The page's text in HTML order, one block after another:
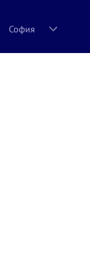
София